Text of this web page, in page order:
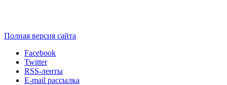
Полная версия сайта
Facebook
Twitter
RSS-ленты
E-mail рассылка